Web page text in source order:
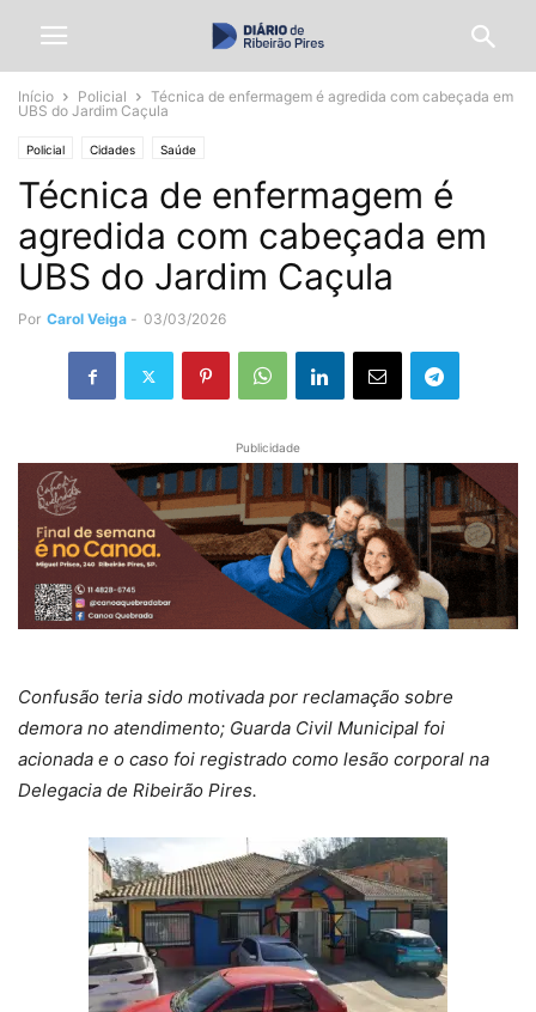
Início Policial
Técnica de enfermagem é agredida com cabeçada em
UBS do Jardim Caçula
Policial Cidades Saúde
Técnica de enfermagem é
agredida com cabeçada em
UBS do Jardim Caçula
Por Carol Veiga - 03/03/2026
Publicidade
Confusão teria sido motivada por reclamação sobre
demora no atendimento; Guarda Civil Municipal foi
acionada e o caso foi registrado como lesão corporal na
Delegacia de Ribeirão Pires.